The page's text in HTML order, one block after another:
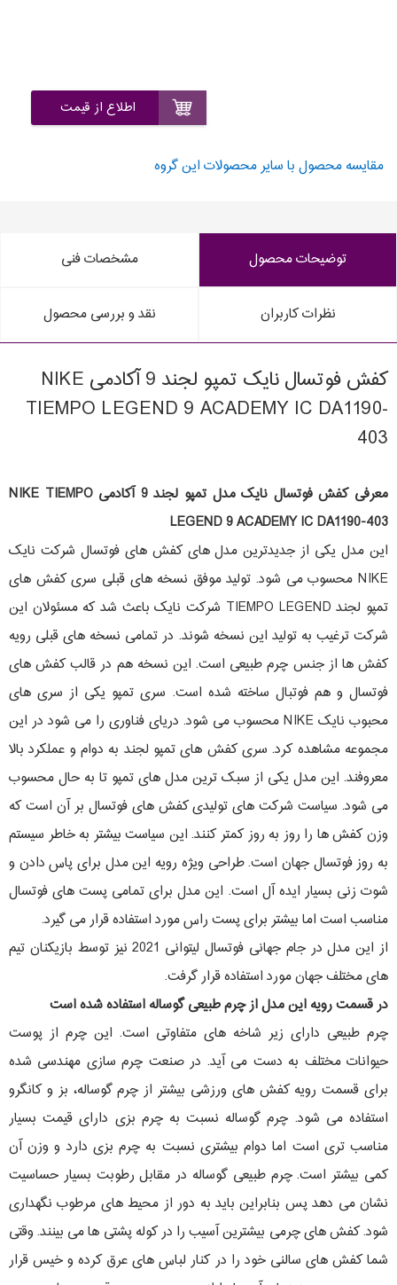
اطلاع از قیمت
مقایسه محصول با سایر محصولات این گروه
توضیحات محصول مشخصات فنی
نظرات کاربران نقد و بررسی محصول
کفش فوتسال نایک تمپو لجند 9 آکادمی NIKE
TIEMPO LEGEND 9 ACADEMY IC DA1190-
403
معرفی کفش فوتسال نایک مدل تمپو لجند 9 آکادمی NIKE TIEMPO
LEGEND 9 ACADEMY IC DA1190-403
این مدل یکی از جدیدترین مدل های کفش های فوتسال شرکت نایک
NIKE محسوب می شود. تولید موفق نسخه های قبلی سری کفش های
تمپو لجند TIEMPO LEGEND شرکت نایک باعث شد که مسئولان این
شرکت ترغیب به تولید این نسخه شوند. در تمامی نسخه های قبلی رویه
کفش ها از جنس چرم طبیعی است. این نسخه هم در قالب کفش های
فوتسال و هم فوتبال ساخته شده است. سری تمپو یکی از سری های
محبوب نایک NIKE محسوب می شود. دریای فناوری را می شود در این
مجموعه مشاهده کرد. سری کفش های تمپو لجند به دوام و عملکرد بالا
معروفند. این مدل یکی از سبک ترین مدل های تمپو تا به حال محسوب
می شود. سیاست شرکت های تولیدی کفش های فوتسال بر آن است که
وزن کفش ها را روز به روز کمتر کنند. این سیاست بیشتر به خاطر سیستم
به روز فوتسال جهان است. طراحی ویژه رویه این مدل برای پاس دادن و
شوت زنی بسیار ایده آل است. این مدل برای تمامی پست های فوتسال
مناسب است اما بیشتر برای پست راس مورد استفاده قرار می گیرد.
از این مدل در جام جهانی فوتسال لیتوانی 2021 نیز توسط بازیکنان تیم
های مختلف جهان مورد استفاده قرار گرفت.
در قسمت رویه این مدل از چرم طبیعی گوساله استفاده شده است
چرم طبیعی دارای زیر شاخه های متفاوتی است. این چرم از پوست
حیوانات مختلف به دست می آید. در صنعت چرم سازی مهندسی شده
برای قسمت رویه کفش های ورزشی بیشتر از چرم گوساله، بز و کانگرو
استفاده می شود. چرم گوساله نسبت به چرم بزی دارای قیمت بسیار
مناسب تری است اما دوام بیشتری نسبت به چرم بزی دارد و وزن آن
کمی بیشتر است. چرم طبیعی گوساله در مقابل رطوبت بسیار حساسیت
نشان می دهد پس بنابراین باید به دور از محیط های مرطوب نگهداری
شود. کفش های چرمی بیشترین آسیب را در کوله پشتی ها می بینند. وقتی
شما کفش های سالنی خود را در کنار لباس های عرق کرده و خیس قرار